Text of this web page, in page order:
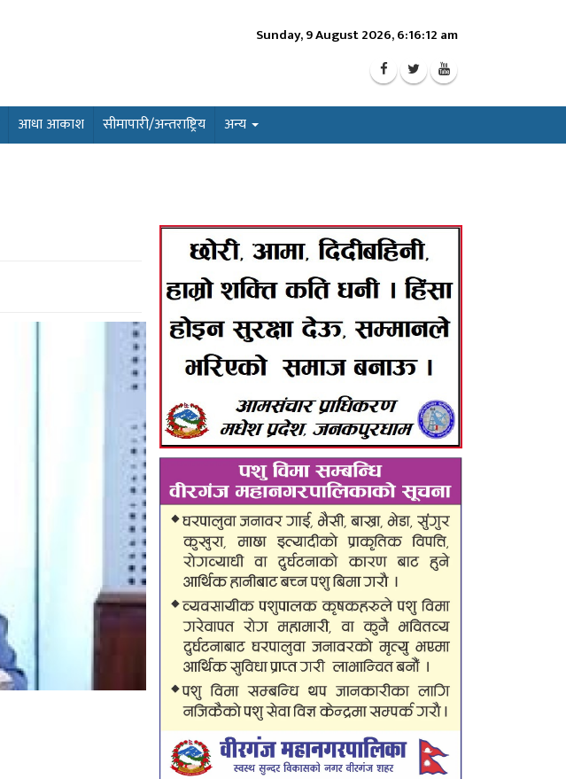
Sunday, 9 August 2026, 6:16:14 am
आधा आकाश सीमापारी/अन्तराष्ट्रिय अन्य